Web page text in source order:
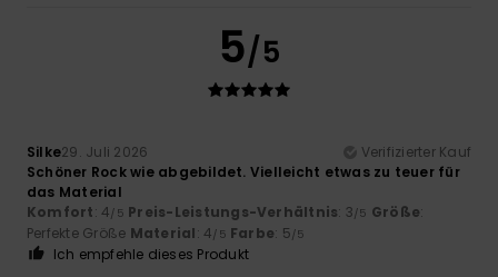
5/5
Silke29. Juli 2026
Verifizierter Kauf
Schöner Rock wie abgebildet. Vielleicht etwas zu teuer für
das Material
Komfort: 4/5 Preis-Leistungs-Verhältnis: 3/5 Größe:
Perfekte Größe Material: 4/5 Farbe: 5/5
Ich empfehle dieses Produkt